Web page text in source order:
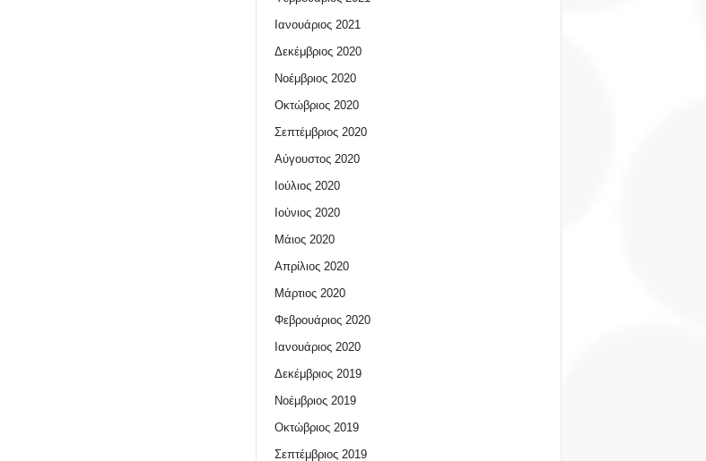
Ιανουάριος 2021
Δεκέμβριος 2020
Νοέμβριος 2020
Οκτώβριος 2020
Σεπτέμβριος 2020
Αύγουστος 2020
Ιούλιος 2020
Ιούνιος 2020
Μάιος 2020
Απρίλιος 2020
Μάρτιος 2020
Φεβρουάριος 2020
Ιανουάριος 2020
Δεκέμβριος 2019
Νοέμβριος 2019
Οκτώβριος 2019
Σεπτέμβριος 2019